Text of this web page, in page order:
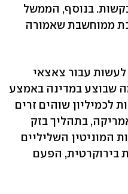
בנוסף, הממשל
ממוחשבת שאמורה
עבור צאצאי
שבוצע במדינה באמצע
לכמיליון שוהים זרים
בתהליך בזק
המוניטין השליליים
בירוקרטית, הפעם